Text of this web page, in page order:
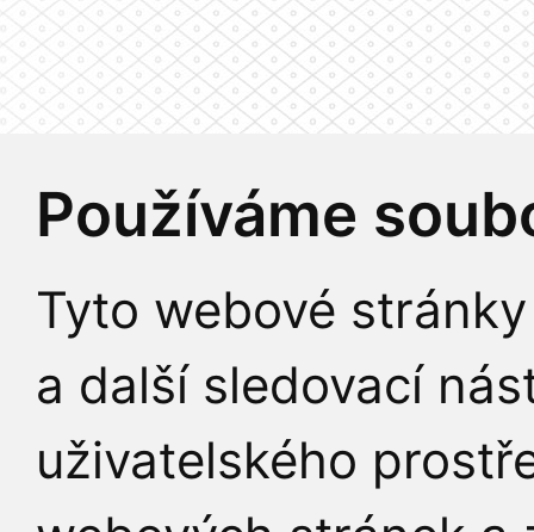
Používáme
Tyto webové
a další sledovací
uživatelského